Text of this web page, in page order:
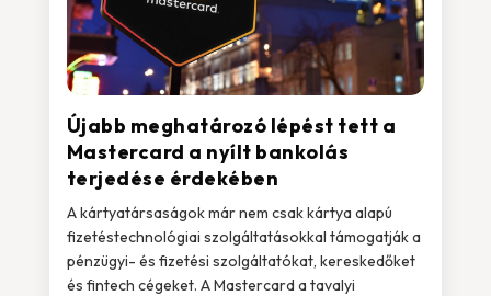
Újabb meghatározó lépést tett a
Mastercard a nyílt bankolás
terjedése érdekében
A kártyatársaságok már nem csak kártya alapú
fizetéstechnológiai szolgáltatásokkal támogatják a
pénzügyi- és fizetési szolgáltatókat, kereskedőket
és fintech cégeket. A Mastercard a tavalyi